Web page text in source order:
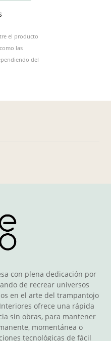
el producto
las
del
con plena dedicación por
de recrear universos
en el arte del trampantojo
ofrece una rápida
sin obras, para mantener
momentánea o
tecnológicas de fácil